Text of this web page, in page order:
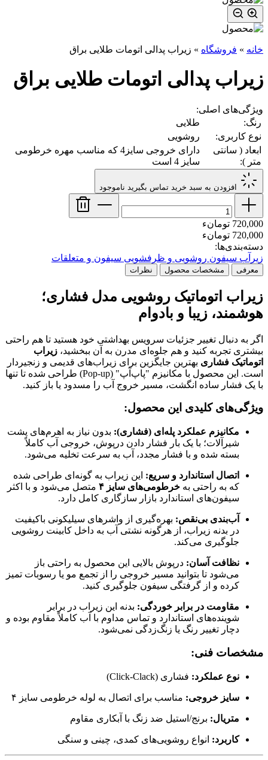
خانه » فروشگاه » زیراب پدالی اتومات طلایی براق
زیراب پدالی اتومات طلایی براق
ویژگی‌های اصلی:
رنگ:
طلایی
نوع کاربری:
روشویی
ابعاد ( سانتی
متر ):
دارای خروجی سایز4 که مناسب مهره خرطومی
سایز 4 است
افزودن به سبد خرید تماس بگیرید ناموجود
720,000 تومانء
720,000 تومانء
دسته‌بندی‌ها:
زیرآب سیفون روشویی و ظرفشویی سیفون و متعلقات
معرفی مشخصات محصول نظرات
زیراب اتوماتیک روشویی مدل فشاری؛
هوشمند، زیبا و بادوام
اگر به دنبال تغییر جزئیات سرویس بهداشتی خود هستید تا هم راحتی
بیشتری تجربه کنید و هم جلوه‌ای مدرن به آن ببخشید، زیراب
اتوماتیک فشاری بهترین جایگزین برای زیراب‌های قدیمی و زنجیردار
است. این محصول با مکانیزم "پاپ‌آپ" (Pop-up) طراحی شده تا تنها
با یک فشار ساده انگشت، مسیر خروج آب را مسدود یا باز کنید.
ویژگی‌های کلیدی این محصول:
مکانیزم عملکرد پله‌ای (فشاری): بدون نیاز به اهرم‌های پشت
شیرآلات؛ با یک بار فشار دادن درپوش، خروجی آب کاملاً
بسته شده و با فشار مجدد، آب به سرعت تخلیه می‌شود.
اتصال استاندارد و سریع: این زیراب به گونه‌ای طراحی شده
که به راحتی به خرطومی‌های سایز ۴
متصل می‌شود و با اکثر
سیفون‌های استاندارد بازار سازگاری کامل دارد.
آب‌بندی بی‌نقص: بهره‌گیری از واشرهای سیلیکونی باکیفیت
در بدنه زیراب، از هرگونه نشتی آب به داخل کابینت روشویی
جلوگیری می‌کند.
نظافت آسان: درپوش بالایی این محصول به راحتی باز
می‌شود تا بتوانید مسیر خروجی را از تجمع مو یا رسوبات تمیز
کرده و از گرفتگی سیفون جلوگیری کنید.
مقاومت در برابر خوردگی: بدنه این زیراب در برابر
شوینده‌های استاندارد و تماس مداوم با آب کاملاً مقاوم بوده و
دچار تغییر رنگ یا زنگ‌زدگی نمی‌شود.
مشخصات فنی:
نوع عملکرد: فشاری (Click-Clack)
سایز خروجی: مناسب برای اتصال به لوله خرطومی سایز ۴
متریال: برنج/استیل ضد زنگ با آبکاری مقاوم
کاربرد: انواع روشویی‌های کمدی، چینی و سنگی